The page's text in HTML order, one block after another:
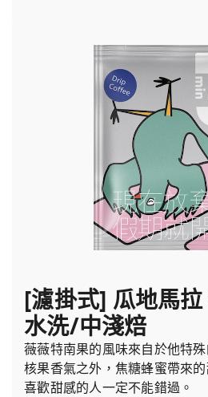
[濾掛式] 瓜地馬
水洗/中淺焙
薇薇特南果的風味來自於他特
核果香氣之外，焦糖蜂蜜帶來
喜歡甜感的人一定不能錯過。